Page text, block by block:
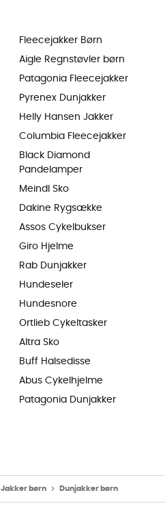
Fleecejakker Børn
Aigle Regnstøvler børn
Patagonia Fleecejakker
Pyrenex Dunjakker
Helly Hansen Jakker
Columbia Fleecejakker
Black Diamond
Pandelamper
Meindl Sko
Dakine Rygsække
Assos Cykelbukser
Giro Hjelme
Rab Dunjakker
Hundeseler
Hundesnore
Ortlieb Cykeltasker
Altra Sko
Buff Halsedisse
Abus Cykelhjelme
Patagonia Dunjakker
Jakker børn Dunjakker børn